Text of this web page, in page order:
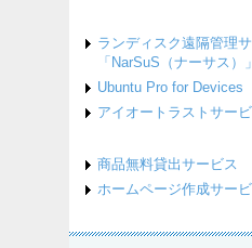
ランディスク遠隔管理
「NarSuS（ナーサス）」
Ubuntu Pro for Devices
アイオートラストサー
商品無料貸出サービス
ホームページ作成サー